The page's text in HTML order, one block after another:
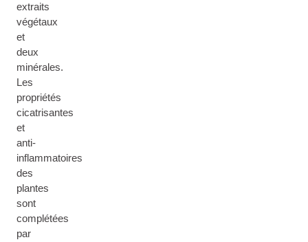
extraits
végétaux
et
deux
minérales.
Les
propriétés
cicatrisantes
et
anti-
inflammatoires
des
plantes
sont
complétées
par